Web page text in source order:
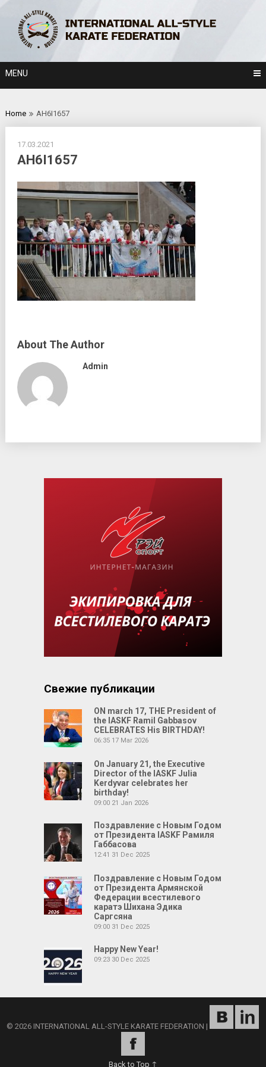
content
MENU
Home AH6I1657
17.03.2021
AH6I1657
About The Author
Admin
Свежие публикации
ON march 17, THE President of
the IASKF Ramil Gabbasov
CELEBRATES His BIRTHDAY!
06:35 17 Mar 2026
On January 21, the Executive
Director of the IASKF Julia
Kerdyvar celebrates her
birthday!
09:00 21 Jan 2026
Поздравление с Новым Годом
от Президента IASKF Рамиля
Габбасова
12:41 31 Dec 2025
Поздравление с Новым Годом
от Президента Армянской
Федерации всестилевого
каратэ Шихана Эдика
Саргсяна
09:00 31 Dec 2025
Happy New Year!
09:23 30 Dec 2025
© 2026 INTERNATIONAL ALL-STYLE KARATE FEDERATION |
Back to Top ↑